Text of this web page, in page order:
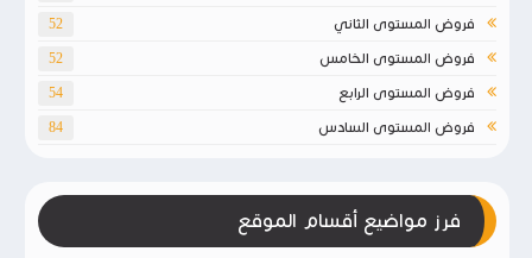
فروض المستوى الثاني 52
فروض المستوى الخامس 52
فروض المستوى الرابع 54
فروض المستوى السادس 84
فرز مواضيع أقسام الموقع